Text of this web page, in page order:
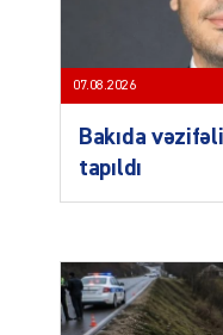
07.08.2026
Bakıda
tapıldı